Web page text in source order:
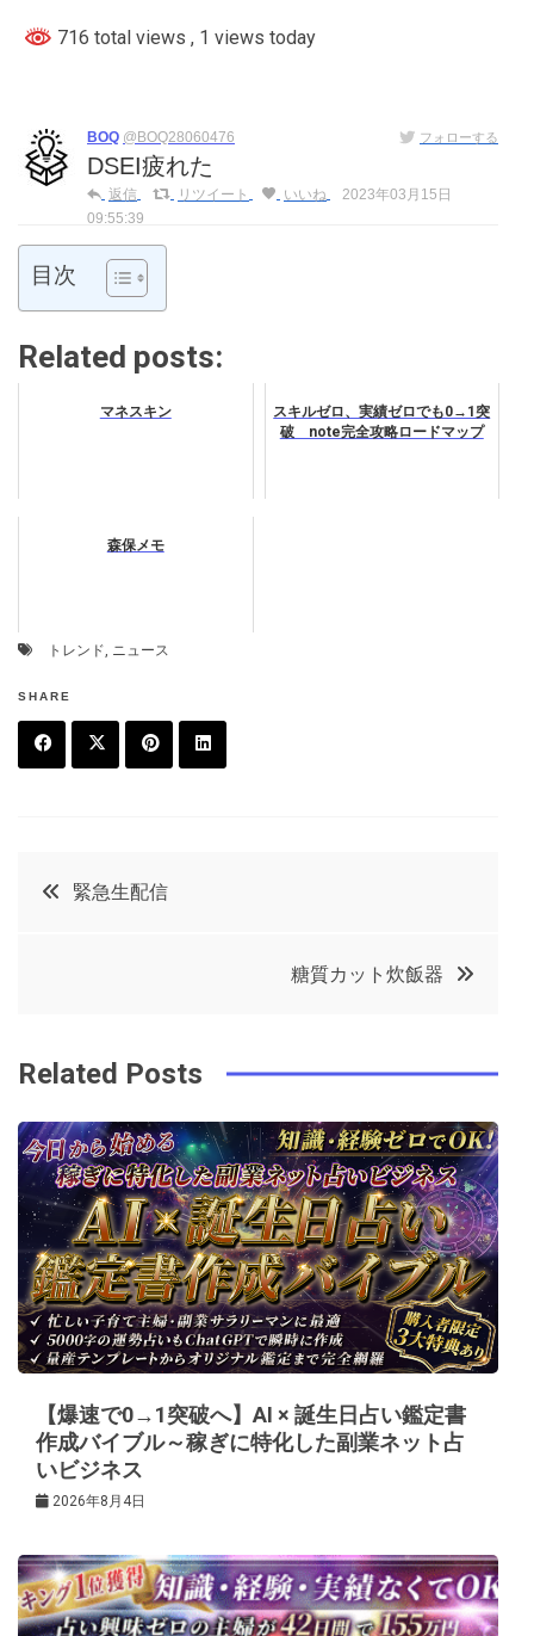
716 total views , 1 views today
BOQ @BOQ28060476 フォローする
DSEI疲れた
返信 リツイート いいね
2023年03月15日
09:55:39
目次
Related posts:
マネスキン
スキルゼロ、実績ゼロでも0→1突
破 note完全攻略ロードマップ
森保メモ
トレンド, ニュース
SHARE
k
t
e
t
投
ビ
ゲ
ー
シ
ョ
ン
緊急生配信
糖質カット炊飯器
Related Posts
【爆速で0→1突破へ】AI × 誕生日占い鑑定書
作成バイブル～稼ぎに特化した副業ネット占
いビジネス
2026年8月4日